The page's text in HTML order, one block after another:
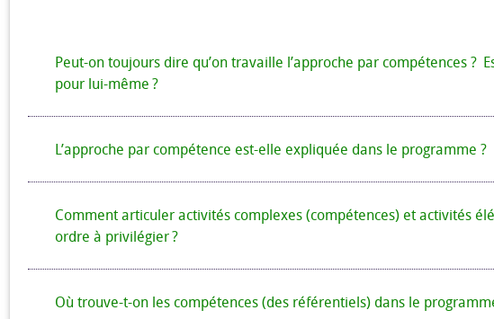
Peut-on toujours dire qu’on travaille l’approche par compétences
pour lui-même ?
L’approche par compétence est-elle expliquée dans le programme ?
Comment articuler activités complexes (compétences) et activités
ordre à privilégier ?
Où trouve-t-on les compétences (des référentiels) dans le